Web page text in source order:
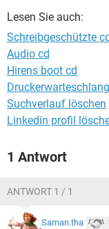
Lesen Sie auch:
Schreibgeschützte
Audio cd
Hirens boot cd
Suchverlauf löschen
Linkedin profil
1 Antwort
ANTWORT 1 / 1
Saman.tha